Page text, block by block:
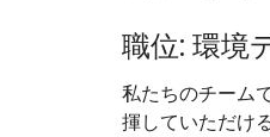
職位: 環境
私たちのチーム
揮していただけ